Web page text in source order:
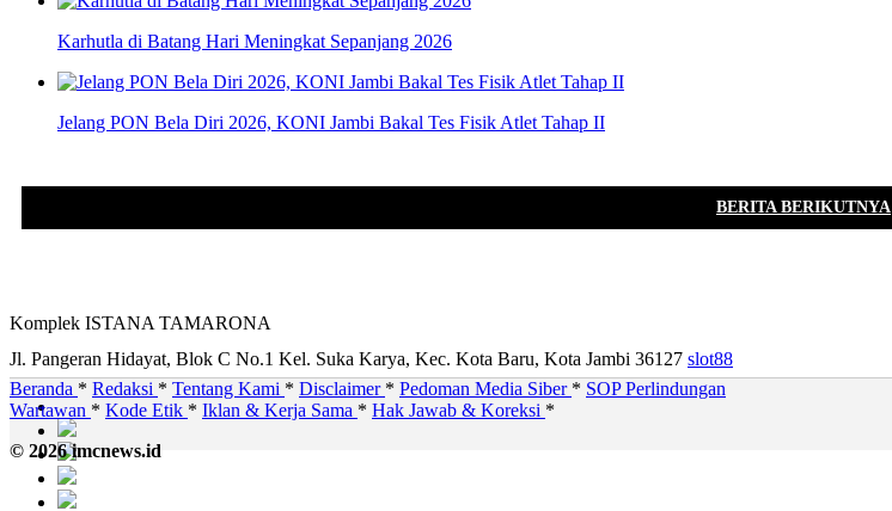
Karhutla di Batang Hari Meningkat Sepanjang 2026
Jelang PON Bela Diri 2026, KONI Jambi Bakal Tes Fisik Atlet Tahap II
BERITA BERIKUTNYA
Komplek ISTANA TAMARONA
Jl. Pangeran Hidayat, Blok C No.1 Kel. Suka Karya, Kec. Kota Baru, Kota Jambi 36127 slot88
Beranda * Redaksi * Tentang Kami * Disclaimer * Pedoman Media Siber * SOP Perlindungan
Wartawan * Kode Etik * Iklan & Kerja Sama * Hak Jawab & Koreksi *
© 2026 imcnews.id